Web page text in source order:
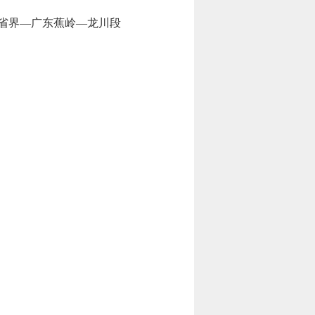
界—广东蕉岭—龙川段